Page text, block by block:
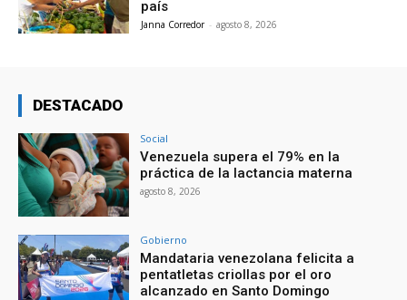
país
Janna Corredor - agosto 8, 2026
DESTACADO
Social
Venezuela supera el 79% en la
práctica de la lactancia materna
agosto 8, 2026
Gobierno
Mandataria venezolana felicita a
pentatletas criollas por el oro
alcanzado en Santo Domingo